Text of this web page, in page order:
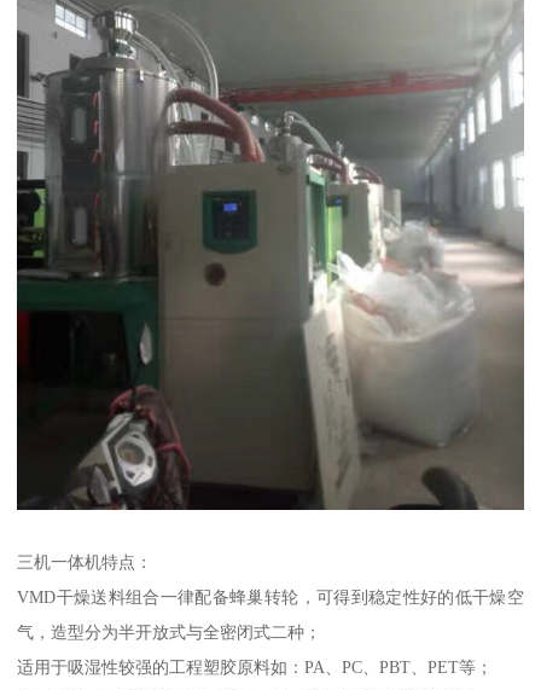
三机一体机特点：
VMD干燥送料组合一律配备蜂巢转轮，可得到稳定性好的低干燥空
气，造型分为半开放式与全密闭式二种；
适用于吸湿性较强的工程塑胶原料如：PA、PC、PBT、PET等；